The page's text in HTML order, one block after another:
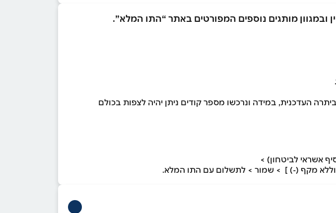
העדכנית, במידה ונרכשו מספר קודים ניתן יהיה לצפות בכולם
אשראי לביטחון) >